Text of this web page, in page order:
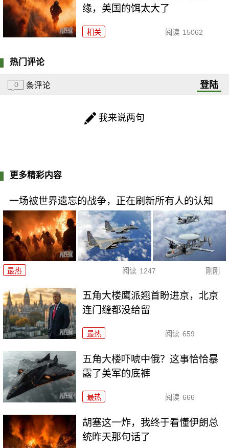
缘，美国的饵太大了
相关 阅读 15062
热门评论
0 条评论 登陆
我来说两句
更多精彩内容
一场被世界遗忘的战争，正在刷新所有人的认知
最热 阅读 1247 刚刚
五角大楼鹰派翘首盼进京，北京
连门缝都没给留
最热 阅读 659
五角大楼吓唬中俄？这事恰恰暴
露了美军的底裤
最热 阅读 666
胡塞这一炸，我终于看懂伊朗总
统昨天那句话了